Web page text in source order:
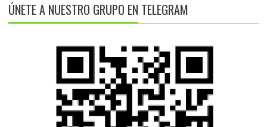
ÚNETE A NUESTRO GRUPO EN TELEGRAM